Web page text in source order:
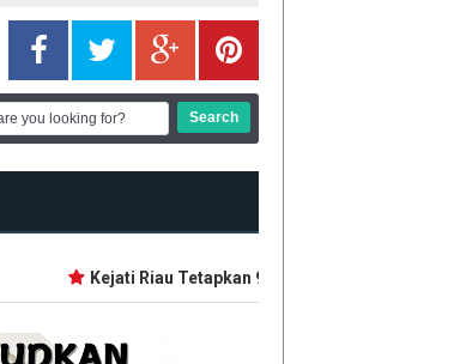
Kejati Riau Tetapkan 9 Tersangka Baru Korupsi